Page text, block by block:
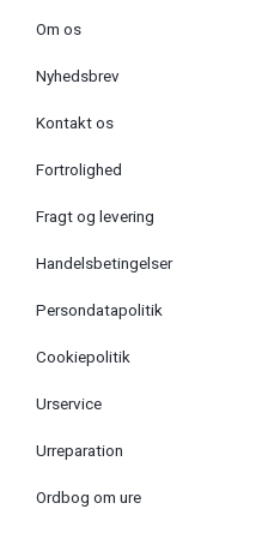
Om os
Nyhedsbrev
Kontakt os
Fortrolighed
Fragt og levering
Handelsbetingelser
Persondatapolitik
Cookiepolitik
Urservice
Urreparation
Ordbog om ure